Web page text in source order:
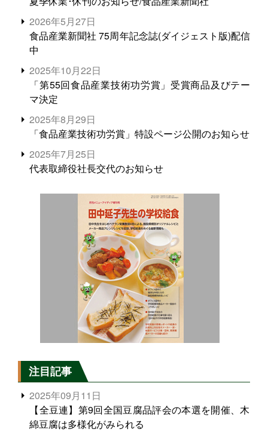
2026年5月27日
食品産業新聞社 75周年記念誌(ダイジェスト版)配信
中
2025年10月22日
「第55回食品産業技術功労賞」受賞商品及びテー
マ決定
2025年8月29日
「食品産業技術功労賞」特設ページ公開のお知らせ
2025年7月25日
代表取締役社長交代のお知らせ
注目記事
2025年09月11日
【全豆連】第9回全国豆腐品評会の本選を開催、木
綿豆腐は多様化がみられる